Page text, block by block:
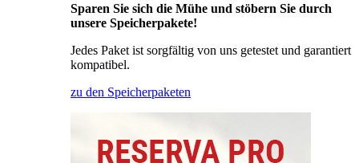
Sparen Sie sich die Mühe und stöbern Sie durch
unsere Speicherpakete!
Jedes Paket ist sorgfältig von uns getestet und garantiert
kompatibel.
zu den Speicherpaketen